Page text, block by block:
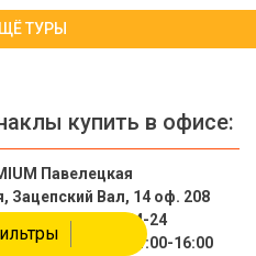
ТУРЫ
купить в офисе:
Павелецкая
Зацепский Вал, 14 оф. 208
☎ +7(925)400-04-24
19:00 Сб-Вс 11:00-16:00